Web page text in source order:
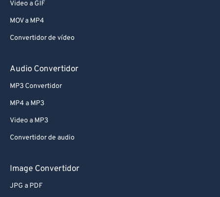
Video a GIF
MOV a MP4
Convertidor de vídeo
Audio Convertidor
MP3 Convertidor
MP4 a MP3
Video a MP3
Convertidor de audio
Image Convertidor
JPG a PDF